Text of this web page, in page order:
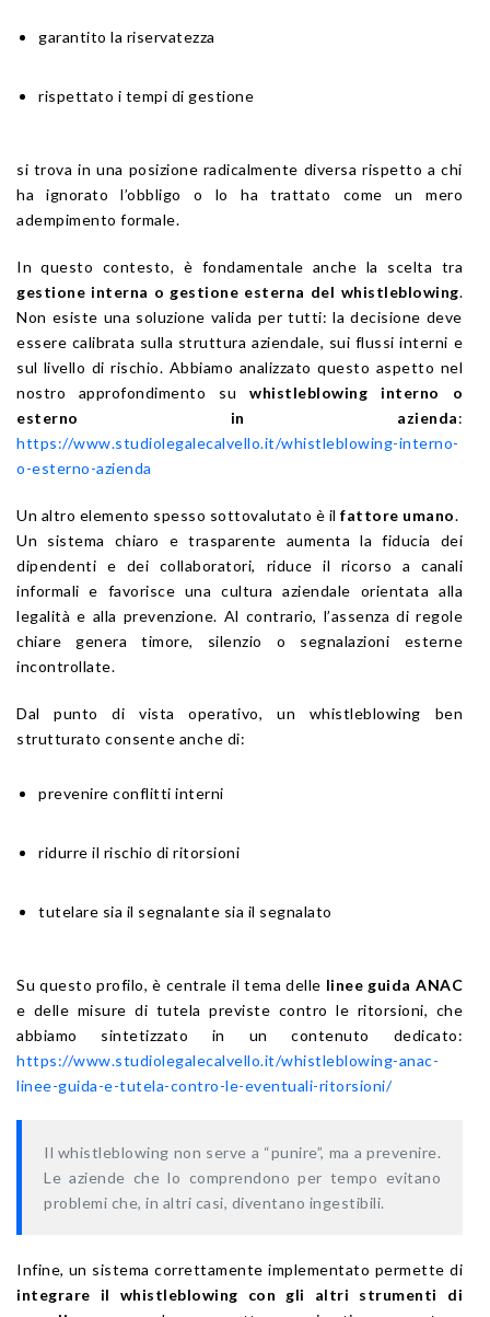
garantito la riservatezza
rispettato i tempi di gestione
si trova in una posizione radicalmente diversa rispetto a chi
ha ignorato l’obbligo o lo ha trattato come un mero
adempimento formale.
In questo contesto, è fondamentale anche la scelta tra
gestione interna o gestione esterna del whistleblowing.
Non esiste una soluzione valida per tutti: la decisione deve
essere calibrata sulla struttura aziendale, sui flussi interni e
sul livello di rischio. Abbiamo analizzato questo aspetto nel
nostro approfondimento suwhistleblowing interno o
esterno in azienda:
https://www.studiolegalecalvello.it/whistleblowing-interno-
o-esterno-azienda
Un altro elemento spesso sottovalutato è il fattore umano.
Un sistema chiaro e trasparente aumenta la fiducia dei
dipendenti e dei collaboratori, riduce il ricorso a canali
informali e favorisce una cultura aziendale orientata alla
legalità e alla prevenzione. Al contrario, l’assenza di regole
chiare genera timore, silenzio o segnalazioni esterne
incontrollate.
Dal punto di vista operativo, un whistleblowing ben
strutturato consente anche di:
prevenire conflitti interni
ridurre il rischio di ritorsioni
tutelare sia il segnalante sia il segnalato
Su questo profilo, è centrale il tema delle linee guida ANAC
e delle misure di tutela previste contro le ritorsioni, che
abbiamo sintetizzato in un contenuto dedicato:
https://www.studiolegalecalvello.it/whistleblowing-anac-
linee-guida-e-tutela-contro-le-eventuali-ritorsioni/
Il whistleblowing non serve a “punire”, ma a prevenire.
Le aziende che lo comprendono per tempo evitano
problemi che, in altri casi, diventano ingestibili.
Infine, un sistema correttamente implementato permette di
integrare il whistleblowing con gli altri strumenti di